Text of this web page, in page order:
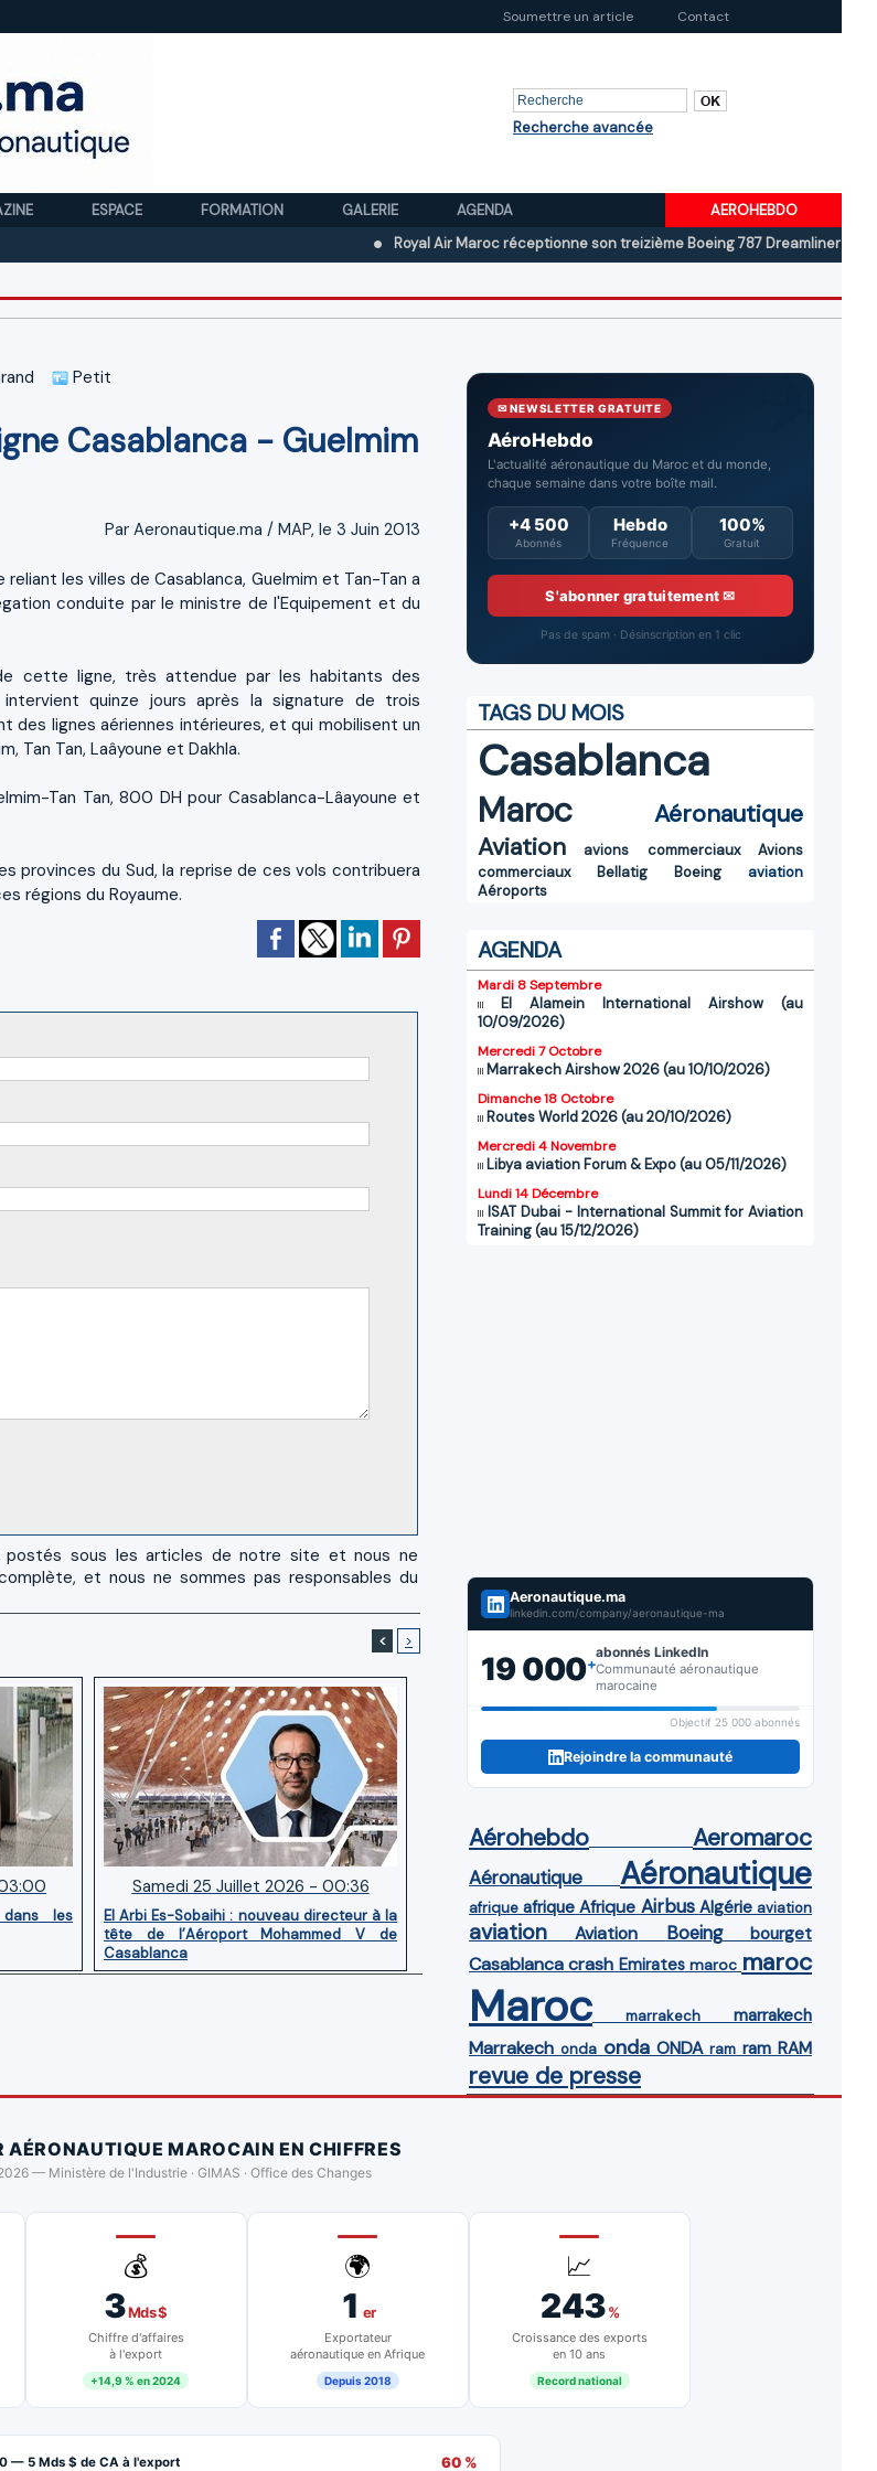
Soumettre un article Contact
Recherche avancée
ESPACE FORMATION GALERIE AGENDA
AEROHEBDO
Royal Air Maroc réceptionne son treizième Boeing 787 Dreamliner
Boeing
Petit
Casablanca - Guelmim
Par Aeronautique.ma / MAP, le 3 Juin 2013
reliant les villes de Casablanca, Guelmim et Tan-Tan a
conduite par le ministre de l'Equipement et du
cette ligne, très attendue par les habitants des
quinze jours après la signature de trois
des lignes aériennes intérieures, et qui mobilisent un
Tan Tan, Laâyoune et Dakhla.
Tan Tan, 800 DH pour Casablanca-Lâayoune et
provinces du Sud, la reprise de ces vols contribuera
régions du Royaume.
postés sous les articles de notre site et nous ne
et nous ne sommes pas responsables du
< >
les
Samedi 25 Juillet 2026 - 00:36
El Arbi Es-Sobaihi : nouveau directeur à la
tête de l’Aéroport Mohammed V de
Casablanca
✉ NEWSLETTER GRATUITE
AéroHebdo
L'actualité aéronautique du Maroc et du monde,
chaque semaine dans votre boîte mail.
+4 500
Abonnés
Hebdo
Fréquence
100%
Gratuit
S'abonner gratuitement ✉
Pas de spam · Désinscription en 1 clic
TAGS DU MOIS
Casablanca
Maroc
Aéronautique
Aviation
avions commerciaux
Avions
commerciaux
Bellatig Boeing
aviation
Aéroports
AGENDA
Mardi 8 Septembre
El Alamein International Airshow (au
10/09/2026)
Mercredi 7 Octobre
Marrakech Airshow 2026 (au 10/10/2026)
Dimanche 18 Octobre
Routes World 2026 (au 20/10/2026)
Mercredi 4 Novembre
Libya aviation Forum & Expo (au 05/11/2026)
Lundi 14 Décembre
ISAT Dubai - International Summit for Aviation
Training (au 15/12/2026)
Aeronautique.ma
linkedin.com/company/aeronautique-ma
19 000+
abonnés LinkedIn
Communauté aéronautique
marocaine
Objectif 25 000 abonnés
Rejoindre la communauté
Aérohebdo Aeromaroc
Aéronautique Aéronautique
afrique afrique Afrique Airbus Algérie aviation
aviation Aviation Boeing bourget
Casablanca crash Emirates maroc maroc
Maroc marrakech marrakech
Marrakech onda onda ONDA ram ram RAM
revue de presse
AÉRONAUTIQUE MAROCAIN EN CHIFFRES
— Ministère de l'Industrie · GIMAS · Office des Changes
💰
3Mds $
Chiffre d'affaires
à l'export
+14,9 % en 2024
🌍
1 er
Exportateur
aéronautique en Afrique
Depuis 2018
📈
243%
Croissance des exports
en 10 ans
Record national
— 5 Mds $ de CA à l'export 60 %